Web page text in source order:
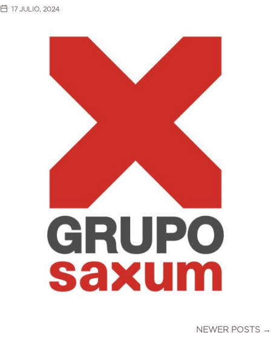
17 JULIO, 2024
NEWER POSTS →